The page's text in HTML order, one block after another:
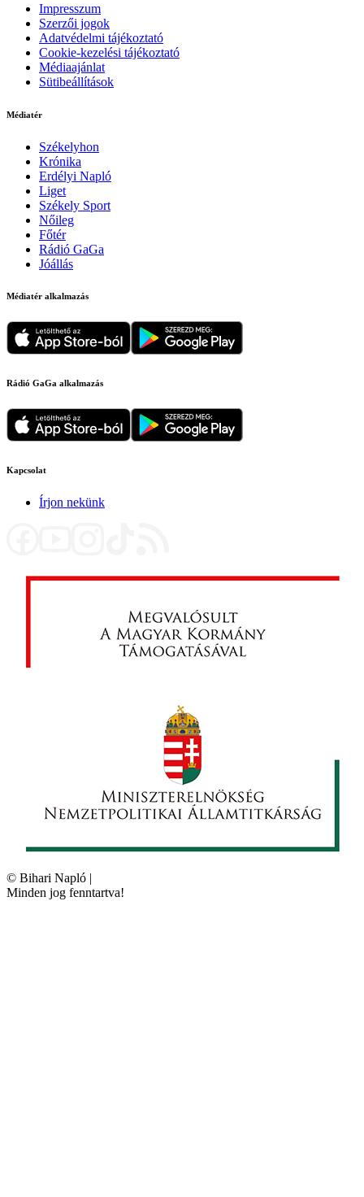
Impresszum
Szerzői jogok
Adatvédelmi tájékoztató
Cookie-kezelési tájékoztató
Médiaajánlat
Sütibeállítások
Médiatér
Székelyhon
Krónika
Erdélyi Napló
Liget
Székely Sport
Nőileg
Főtér
Rádió GaGa
Jóállás
Médiatér alkalmazás
Rádió GaGa alkalmazás
Kapcsolat
Írjon nekünk
© Bihari Napló |
Minden jog fenntartva!